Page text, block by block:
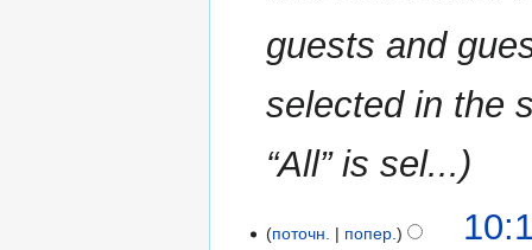
guests and
selected in the
“All” is sel...
поточн. попер.